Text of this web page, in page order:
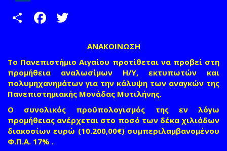
ShareFacebook
ΑΝΑΚΟΙΝΩΣΗ
Το Πανεπιστήμιο Αιγαίου προτίθεται να προβεί στη
προμήθεια αναλωσίμων Η/Υ, εκτυπωτών και
πολυμηχανημάτων για την κάλυψη των αναγκών της
Πανεπιστημιακής Μονάδας Μυτιλήνης.
Ο συνολικός προϋπολογισμός της εν λόγω
προμήθειας ανέρχεται στο ποσό των δέκα χιλιάδων
διακοσίων ευρώ (10.200,00€) συμπεριλαμβανομένου
Φ.Π.Α. 17% .